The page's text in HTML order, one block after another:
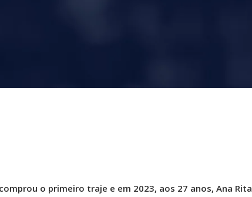
o primeiro traje e em 2023, aos 27 anos, Ana Rita